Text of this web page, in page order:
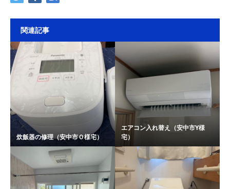
関連記事
炊飯器の修理（安中市Ｏ様宅）
エアコン入れ替え（安中市Y様
宅）